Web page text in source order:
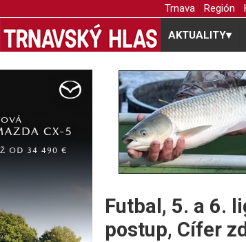
Trnava Región
AKTUALITY▾
Futbal, 5. a 6.
postup, Cífer